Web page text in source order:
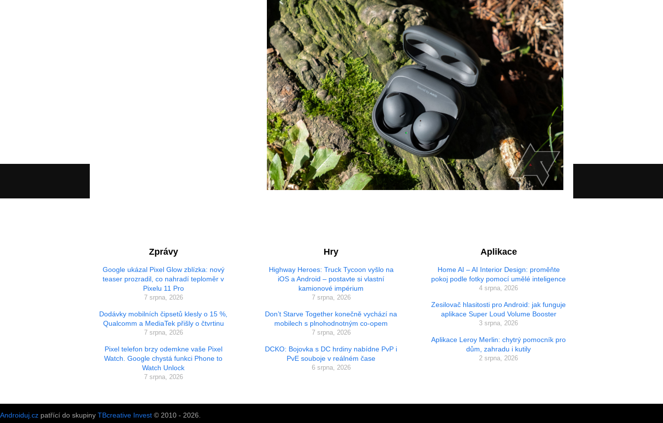
Zprávy
Google ukázal Pixel Glow zblízka: nový
teaser prozradil, co nahradí teploměr v
Pixelu 11 Pro
7 srpna, 2026
Dodávky mobilních čipsetů klesly o 15 %,
Qualcomm a MediaTek přišly o čtvrtinu
7 srpna, 2026
Pixel telefon brzy odemkne vaše Pixel
Watch. Google chystá funkci Phone to
Watch Unlock
7 srpna, 2026
Hry
Highway Heroes: Truck Tycoon vyšlo na
iOS a Android – postavte si vlastní
kamionové impérium
7 srpna, 2026
Don’t Starve Together konečně vychází na
mobilech s plnohodnotným co-opem
7 srpna, 2026
DCKO: Bojovka s DC hrdiny nabídne PvP i
PvE souboje v reálném čase
6 srpna, 2026
Aplikace
Home AI – AI Interior Design: proměňte
pokoj podle fotky pomocí umělé inteligence
4 srpna, 2026
Zesilovač hlasitosti pro Android: jak funguje
aplikace Super Loud Volume Booster
3 srpna, 2026
Aplikace Leroy Merlin: chytrý pomocník pro
dům, zahradu i kutily
2 srpna, 2026
Androiduj.cz patřící do skupiny TBcreative Invest © 2010 - 2026.